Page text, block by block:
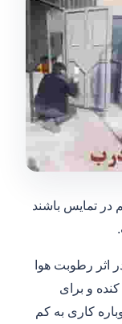
در تمایس باشند
اثر رطوبت هوا
و برای
کاری به کم